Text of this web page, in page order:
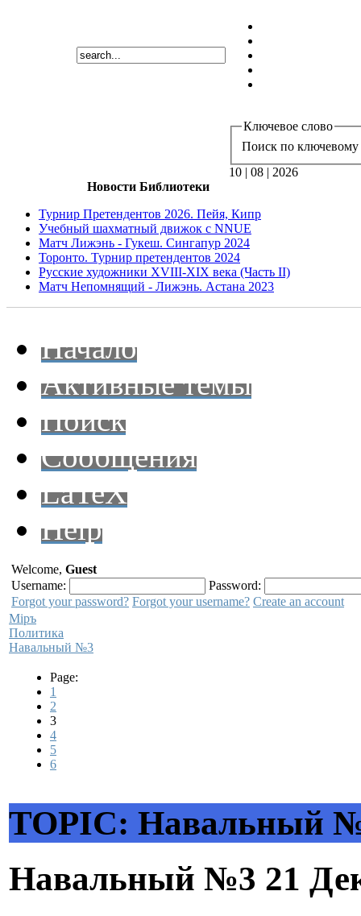
Ключевое слово
Поиск по ключевому
10 | 08 | 2026
Новости Библиотеки
Турнир Претендентов 2026. Пейя, Кипр
Учебный шахматный движок с NNUE
Матч Лижэнь - Гукеш. Сингапур 2024
Торонто. Турнир претендентов 2024
Русские художники XVIII-XIX века (Часть II)
Матч Непомнящий - Лижэнь. Астана 2023
Начало
Активные темы
Поиск
Сообщения
LaTeX
Help
Welcome, Guest
Username:
Password:
Forgot your password? Forgot your username? Create an account
Мiръ
Политика
Навальный №3
Page:
1
2
3
4
5
6
TOPIC: Навальный
Навальный №3 21